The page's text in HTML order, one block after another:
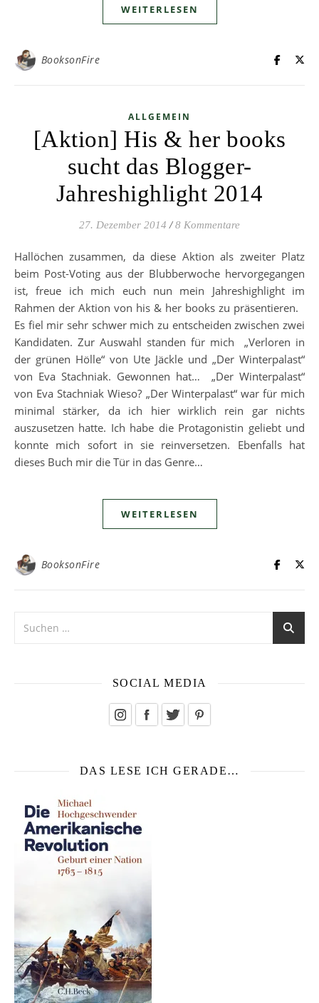
WEITERLESEN
BooksonFire
ALLGEMEIN
[Aktion] His & her books
sucht das Blogger-
Jahreshighlight 2014
27. Dezember 2014 / 8 Kommentare
Hallöchen zusammen, da diese Aktion als zweiter Platz
beim Post-Voting aus der Blubberwoche hervorgegangen
ist, freue ich mich euch nun mein Jahreshighlight im
Rahmen der Aktion von his & her books zu präsentieren.
Es fiel mir sehr schwer mich zu entscheiden zwischen zwei
Kandidaten. Zur Auswahl standen für mich „Verloren in
der grünen Hölle“ von Ute Jäckle und „Der Winterpalast“
von Eva Stachniak. Gewonnen hat… „Der Winterpalast“
von Eva Stachniak Wieso? „Der Winterpalast“ war für mich
minimal stärker, da ich hier wirklich rein gar nichts
auszusetzen hatte. Ich habe die Protagonistin geliebt und
konnte mich sofort in sie reinversetzen. Ebenfalls hat
dieses Buch mir die Tür in das Genre…
WEITERLESEN
BooksonFire
SOCIAL MEDIA
DAS LESE ICH GERADE…